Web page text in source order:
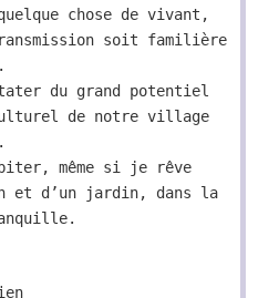
quelque chose de vivant,
soit familière
du grand potentiel
de notre village
même si je rêve
et d’un jardin, dans la